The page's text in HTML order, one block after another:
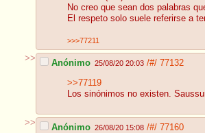
No creo que sean dos palabras
El respeto solo suele referirse a
>>>77211
>> Anónimo 25/08/20 20:03 /#/ 77132
>>77119
Los sinónimos no existen.
>> Anónimo 26/08/20 15:08 /#/ 77160